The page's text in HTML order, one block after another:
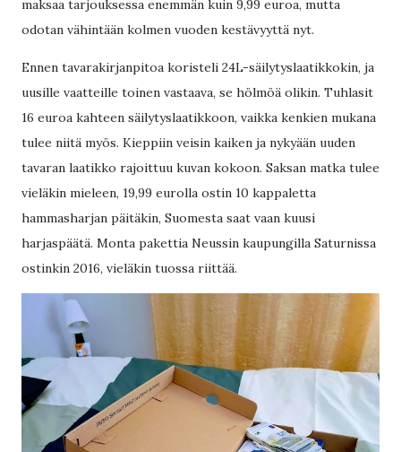
maksaa tarjouksessa enemmän kuin 9,99 euroa, mutta
odotan vähintään kolmen vuoden kestävyyttä nyt.
Ennen tavarakirjanpitoa koristeli 24L-säilytyslaatikkokin, ja
uusille vaatteille toinen vastaava, se hölmöä olikin. Tuhlasit
16 euroa kahteen säilytyslaatikkoon, vaikka kenkien mukana
tulee niitä myös. Kieppiin veisin kaiken ja nykyään uuden
tavaran laatikko rajoittuu kuvan kokoon. Saksan matka tulee
vieläkin mieleen, 19,99 eurolla ostin 10 kappaletta
hammasharjan päitäkin, Suomesta saat vaan kuusi
harjaspäätä. Monta pakettia Neussin kaupungilla Saturnissa
ostinkin 2016, vieläkin tuossa riittää.